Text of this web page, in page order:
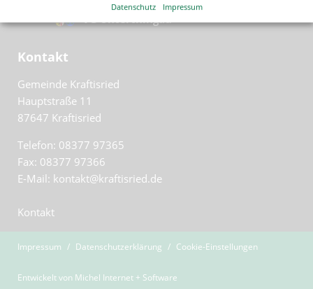
Kontakt
Gemeinde Kraftisried
Hauptstraße 11
87647 Kraftisried
Telefon: 08377 97365
Fax: 08377 97366
E-Mail: kontakt@kraftisried.de
Kontakt
Impressum Datenschutzerklärung Cookie-Einstellungen
Entwickelt von Michel Internet + Software
Datenschutz Impressum